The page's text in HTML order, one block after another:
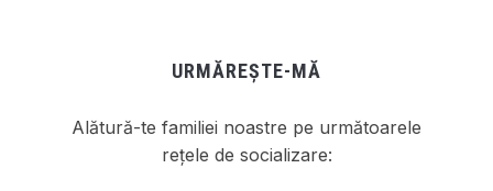
URMĂREȘTE-MĂ
Alătură-te familiei noastre pe următoarele
rețele de socializare: